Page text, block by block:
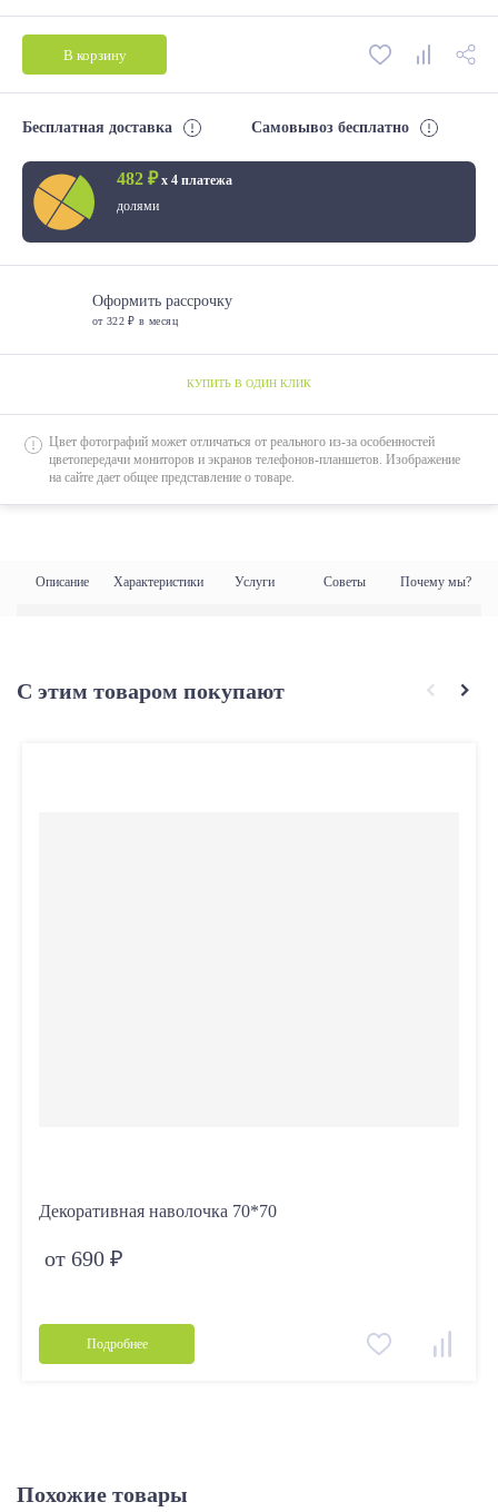
Описание Характеристики Услуги Советы Почему мы?
2000*1400
2000*1800
В корзину
Бесплатная доставка Самовывоз бесплатно
482 ₽х 4 платежа
долями
Оформить рассрочку
от 322 ₽ в месяц
КУПИТЬ В ОДИН КЛИК
Цвет фотографий может отличаться от реального из-за особенностей
цветопередачи мониторов и экранов телефонов-планшетов. Изображение
на сайте дает общее представление о товаре.
С этим товаром покупают
Декоративная наволочка 70*70
от 690 ₽
Подробнее
Похожие товары